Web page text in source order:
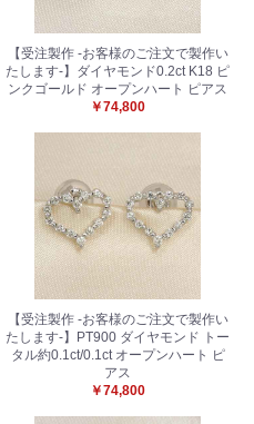
【受注製作 -お客様のご注文で製作い
たします-】ダイヤモンド0.2ct K18 ピ
ンクゴールド オープンハート ピアス
￥74,800
【受注製作 -お客様のご注文で製作い
たします-】PT900 ダイヤモンド トー
タル約0.1ct/0.1ct オープンハート ピ
アス
￥74,800